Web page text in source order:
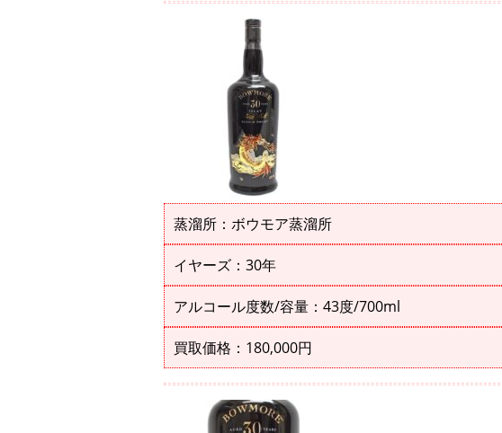
蒸溜所：ボウモア蒸溜所
イヤーズ：30年
アルコール度数/容量：43度/700ml
買取価格：180,000円